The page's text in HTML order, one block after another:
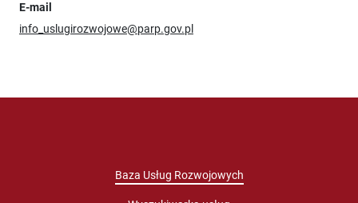
E-mail
info_uslugirozwojowe@parp.gov.pl
Baza Usług Rozwojowych